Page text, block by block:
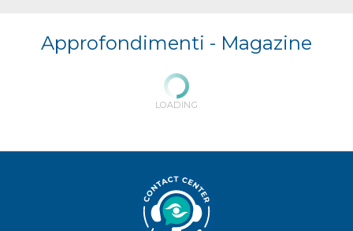
Approfondimenti - Magazine
LOADING